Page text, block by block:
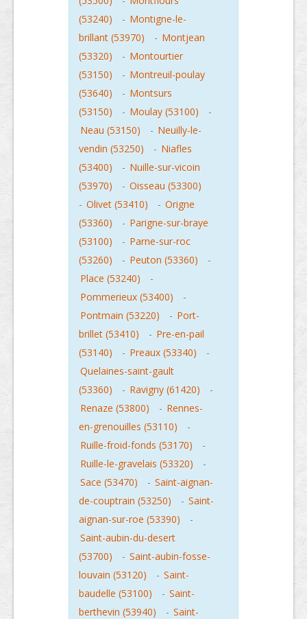
(53240)
- Montigne-le-
brillant (53970)
- Montjean
(53320)
- Montourtier
(53150)
- Montreuil-poulay
(53640)
- Montsurs
(53150)
- Moulay (53100)
-
Neau (53150)
- Neuilly-le-
vendin (53250)
- Niafles
(53400)
- Nuille-sur-vicoin
(53970)
- Oisseau (53300)
- Olivet (53410) - Origne
(53360)
- Parigne-sur-braye
(53100)
- Parne-sur-roc
(53260)
- Peuton (53360)
-
Place (53240)
-
Pommerieux (53400)
-
Pontmain (53220)
- Port-
brillet (53410)
- Pre-en-pail
(53140)
- Preaux (53340)
-
Quelaines-saint-gault
(53360)
- Ravigny (61420)
-
Renaze (53800)
- Rennes-
en-grenouilles (53110)
-
Ruille-froid-fonds (53170)
-
Ruille-le-gravelais (53320)
-
Sace (53470)
- Saint-aignan-
de-couptrain (53250)
- Saint-
aignan-sur-roe (53390)
-
Saint-aubin-du-desert
(53700)
- Saint-aubin-fosse-
louvain (53120)
- Saint-
baudelle (53100)
- Saint-
berthevin (53940)
- Saint-